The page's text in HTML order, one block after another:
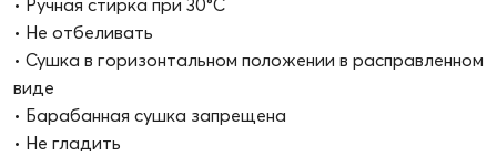
• Ручная стирка при 30°C
• Не отбеливать
• Сушка в горизонтальном положении в расправленном
виде
• Барабанная сушка запрещена
• Не гладить